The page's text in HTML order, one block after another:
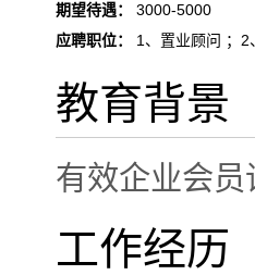
期望待遇：
3000-5000
应聘职位：
1、置业顾问 ；2
教育背景
有效企业会员
工作经历